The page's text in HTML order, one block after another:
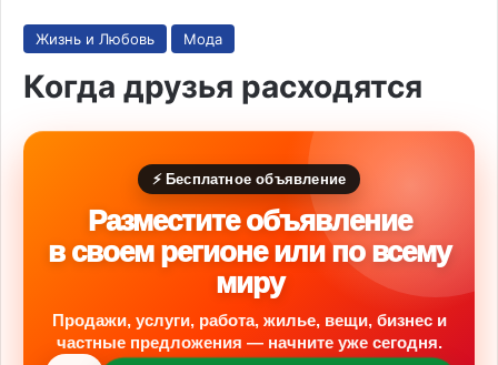
Жизнь и Любовь Мода
Когда друзья расходятся
⚡ Бесплатное объявление
Разместите объявление
в своем регионе или по всему
миру
Продажи, услуги, работа, жилье, вещи, бизнес и
частные предложения — начните уже сегодня.